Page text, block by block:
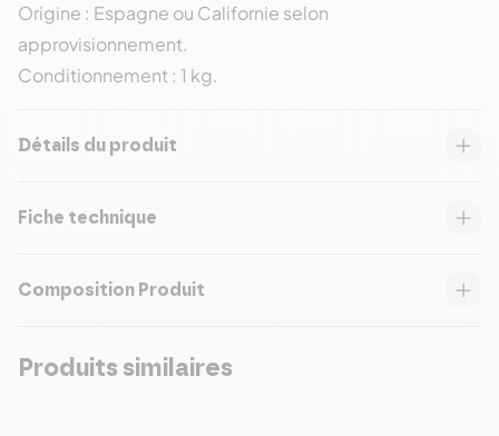
Origine : Espagne ou Californie selon
approvisionnement.
Conditionnement : 1 kg.
Détails du produit
Fiche technique
Composition Produit
Produits similaires